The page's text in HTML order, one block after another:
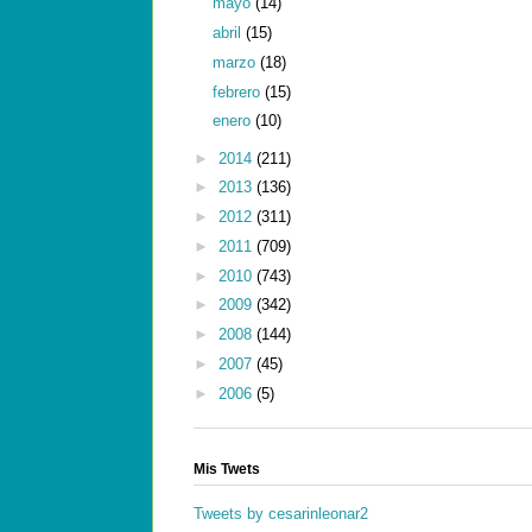
abril (15)
marzo (18)
febrero (15)
enero (10)
► 2014 (211)
► 2013 (136)
► 2012 (311)
► 2011 (709)
► 2010 (743)
► 2009 (342)
► 2008 (144)
► 2007 (45)
► 2006 (5)
Mis Twets
Tweets by cesarinleonar2